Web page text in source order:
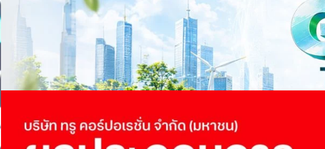
เนื่องในโอกาสครบรอบ 6 ปี สำนักข่าว TODAY จัดงาน SUSTAIN CITY: THE GREEN TRANSITION เวทีแลก
เปลี่ยนมุมมองเกี่ยวกับการเปลี่ยนผ่านสู่เศรษฐกิจและสังคมสีเขียว พร้อมนำเสนอแนวทางที่สามารถนำไป
ประยุกต์ใช้ได้จริง จากผู้แทนภาครัฐ ภาคธุรกิจ และผู้เชี่ยวชาญในหลากหลายสาขา ผ่านประเด็นสำคัญว่า
ประเทศไทยควรปรับตัวอย่างไร ? เพื่อเดินหน้าสู่ความยั่งยืนและบรรลุเป้าหมาย Net Zero อย่างเป็นรูปธรรม
ทั้งในมิติของภาครัฐ ภาคธุรกิจ การเงิน และพลังงาน Green Transitioning: Shifting Systemพลิกโครงสร้าง
เศรษฐกิจ ปรับห่วงโซ่คุณค่า และเชื่อมโยงนโยบายกับเทคโนโลยี เพื่อขับเคลื่อนประเทศไทยสู่เศรษฐกิจสีเขียว
โดย ศาสตราจารย์ ดร. ยศชนัน วงศ์สวัสดิ์รองนายกรัฐมนตรีและรัฐมนตรีว่าการกระทรวงการอุดมศึกษา
วิทยาศาสตร์ วิจัยและนวัตกรรม Green Transitioning: Decarbonize Unlockร่วมสำรวจแนวทางที่ภาคธุรกิจ
สามารถนำ Green Tech มาใช้เพื่อลดการปล่อยคาร์บอน และเดินหน้าสู่เป้าหมาย Net Zero พบกับ คุณปัณ
รัตนาภรณ์ ศรีนวลจันทร์ | 17 hours ago
Read More
True เผยผลประกอบการ Q2/2569 กำไรสุทธิ 6.6 พันล้านบาท จ่ายปันผล 5.2
พันล้าน